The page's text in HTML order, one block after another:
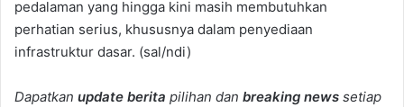
pedalaman yang hingga kini masih membutuhkan
perhatian serius, khususnya dalam penyediaan
infrastruktur dasar. (sal/ndi)
Dapatkan update berita pilihan dan breaking news setiap